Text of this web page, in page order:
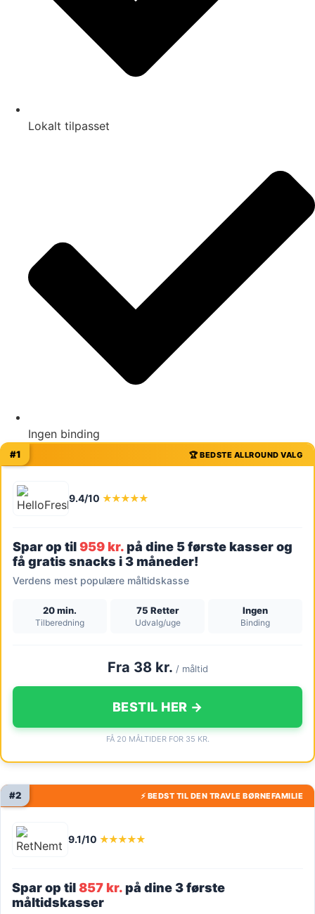
Lokalt tilpasset
Ingen binding
🏆 BEDSTE ALLROUND VALG
#1
9.4/10 ★★★★★
Spar op til959 kr.på dine 5 første kasser og
få gratis snacks i 3 måneder!
Verdens mest populære måltidskasse
20 min.
Tilberedning
75 Retter
Udvalg/uge
Ingen
Binding
Fra 38 kr. / måltid
BESTIL HER →
FÅ 20 MÅLTIDER FOR 35 KR.
⚡ BEDST TIL DEN TRAVLE BØRNEFAMILIE
#2
9.1/10 ★★★★★
Spar op til857 kr.på dine 3 første
måltidskasser